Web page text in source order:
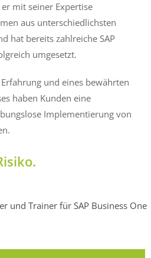
mit seiner Expertise
aus unterschiedlichsten
hat bereits zahlreiche SAP
umgesetzt.
und eines bewährten
haben Kunden eine
Implementierung von